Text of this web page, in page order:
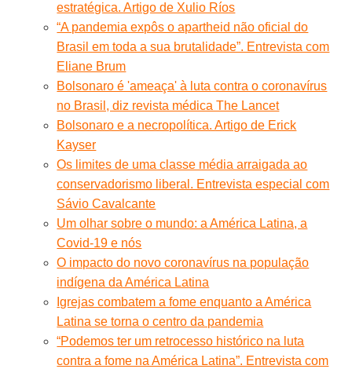
estratégica. Artigo de Xulio Ríos
“A pandemia expôs o apartheid não oficial do
Brasil em toda a sua brutalidade”. Entrevista com
Eliane Brum
Bolsonaro é 'ameaça' à luta contra o coronavírus
no Brasil, diz revista médica The Lancet
Bolsonaro e a necropolítica. Artigo de Erick
Kayser
Os limites de uma classe média arraigada ao
conservadorismo liberal. Entrevista especial com
Sávio Cavalcante
Um olhar sobre o mundo: a América Latina, a
Covid-19 e nós
O impacto do novo coronavírus na população
indígena da América Latina
Igrejas combatem a fome enquanto a América
Latina se torna o centro da pandemia
“Podemos ter um retrocesso histórico na luta
contra a fome na América Latina”. Entrevista com